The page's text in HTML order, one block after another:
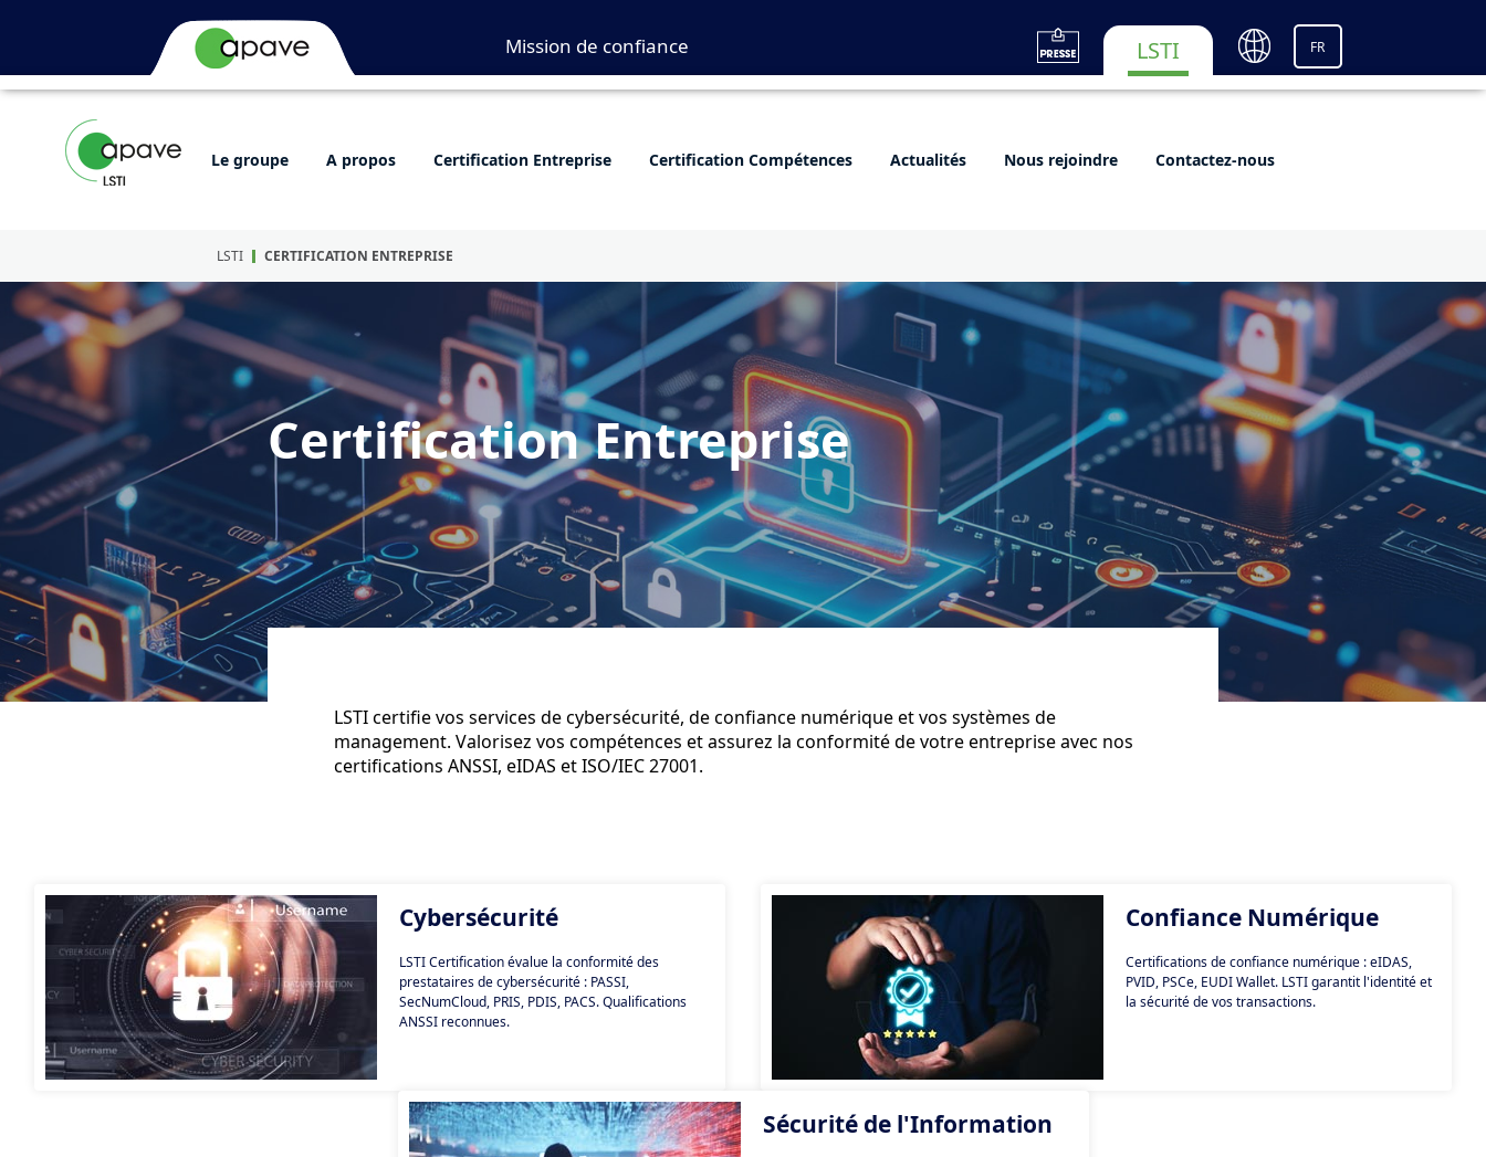
Mission de confiance LSTI FR
Le groupe A propos Certification Entreprise Certification Compétences Actualités Nous rejoindre Contactez-nous
LSTI CERTIFICATION ENTREPRISE
Certification Entreprise
LSTI certifie vos services de cybersécurité, de confiance numérique et vos systèmes de
management. Valorisez vos compétences et assurez la conformité de votre entreprise avec nos
certifications ANSSI, eIDAS et ISO/IEC 27001.
Cybersécurité
LSTI Certification évalue la conformité des
prestataires de cybersécurité : PASSI,
SecNumCloud, PRIS, PDIS, PACS. Qualifications
ANSSI reconnues.
Confiance Numérique
Certifications de confiance numérique : eIDAS,
PVID, PSCe, EUDI Wallet. LSTI garantit l'identité et
la sécurité de vos transactions.
Sécurité de l'Information